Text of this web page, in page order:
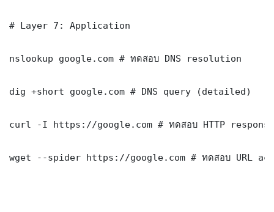
# Layer 7: Application
nslookup google.com # ทดสอบ DNS resolution
dig +short google.com # DNS query (detailed)
curl -I https://google.com # ทดสอบ HTTP
wget --spider https://google.com # ทดสอบ URL